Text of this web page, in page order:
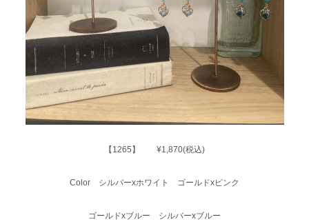
【1265】 ¥1,870(税込)
Color シルバーxホワイト ゴールドxピンク
ゴールドxブルー シルバーxブルー